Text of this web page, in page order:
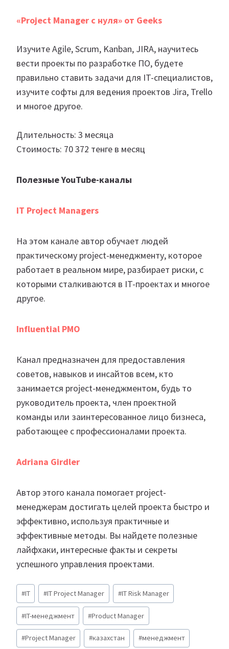
«Project Manager с нуля» от Geeks
Изучите Agile, Scrum, Kanban, JIRA, научитесь
вести проекты по разработке ПО, будете
правильно ставить задачи для IT-специалистов,
изучите софты для ведения проектов Jira, Trello
и многое другое.
Длительность: 3 месяца
Стоимость: 70 372 тенге в месяц
Полезные YouTube-каналы
IT Project Managers
На этом канале автор обучает людей
практическому project-менеджменту, которое
работает в реальном мире, разбирает риски, с
которыми сталкиваются в IT-проектах и многое
другое.
Influential PMO
Канал предназначен для предоставления
советов, навыков и инсайтов всем, кто
занимается project-менеджментом, будь то
руководитель проекта, член проектной
команды или заинтересованное лицо бизнеса,
работающее с профессионалами проекта.
Adriana Girdler
Автор этого канала помогает project-
менеджерам достигать целей проекта быстро и
эффективно, используя практичные и
эффективные методы. Вы найдете полезные
лайфхаки, интересные факты и секреты
успешного управления проектами.
Метки
записи:
#IT #IT Project Manager #IT Risk Manager
#IT-менеджмент #Product Manager
#Project Manager #казахстан #менеджмент